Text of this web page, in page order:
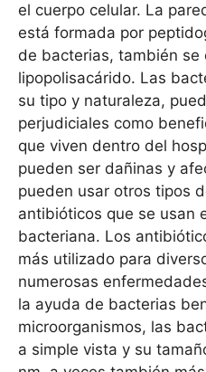
el cuerpo celular. La
está formada por
de bacterias, también se
lipopolisacárido. Las
su tipo y naturaleza,
perjudiciales como
que viven dentro del
pueden ser dañinas y
pueden usar otros tipos
antibióticos que se usan
bacteriana. Los
más utilizado para
numerosas
la ayuda de bacterias
microorganismos, las
a simple vista y su